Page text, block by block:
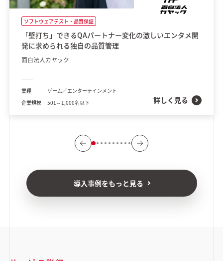
ソフトウェアテスト・品質保証
「壁打ち」できるQAパートナー変化の激しいエンタメ開
発に求められる独自の品質管理
面白法人カヤック
業種
ゲーム／エンターテインメント
企業規模
501～1,000名以下 詳しく見る
導入事例をもっと見る